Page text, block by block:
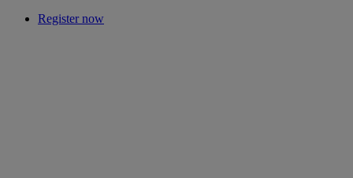
Register now